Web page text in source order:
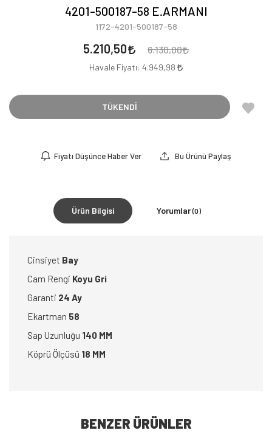
4201-500187-58 E.ARMANI
1172-4201-500187-58
5.210,50 6.130,00
Havale Fiyatı: 4.949,98
TÜKENDİ
Fiyatı Düşünce Haber Ver Bu Ürünü Paylaş
Ürün Bilgisi Yorumlar(0)
Cinsiyet Bay
Cam Rengi Koyu Gri
Garanti 24 Ay
Ekartman 58
Sap Uzunluğu 140 MM
Köprü Ölçüsü 18 MM
BENZER ÜRÜNLER